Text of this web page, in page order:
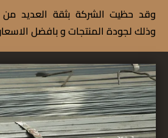
وقد حظيت الشركة بثقة العديد من
وذلك لجودة المنتجات و بافضل